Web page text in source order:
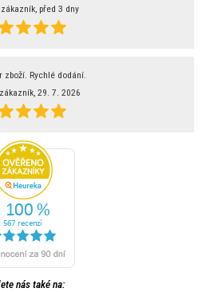
před 3 dny
zboží. Rychlé dodání.
29. 7. 2026
nás také na: